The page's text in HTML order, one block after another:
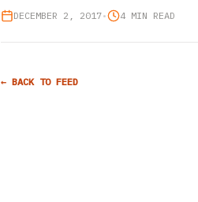
DECEMBER 2, 2017• 4 MIN READ
← BACK TO FEED